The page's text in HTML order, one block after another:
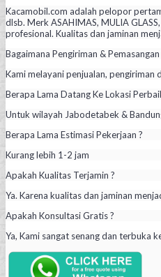
Kacamobil.com adalah pelopor
dlsb. Merk ASAHIMAS, MULIA
profesional. Kualitas dan jaminan
Bagaimana Pengiriman & Pemasangan
Kami melayani penjualan, pengiriman
Berapa Lama Datang Ke Lokasi
Untuk wilayah Jabodetabek &
Berapa Lama Estimasi Pekerjaan ?
Kurang lebih 1-2 jam
Apakah Kualitas Terjamin ?
Ya. Karena kualitas dan jaminan
Apakah Konsultasi Gratis ?
Ya, Kami sangat senang dan terbuka